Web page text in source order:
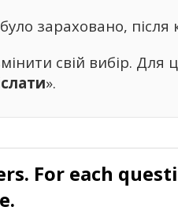
було зараховано,
свій вибір. Для
».
For each